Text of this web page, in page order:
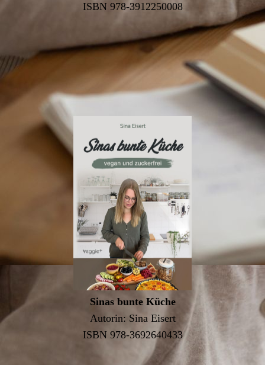
ISBN 978-3912250008
Sinas bunte Küche
Autorin: Sina Eisert
ISBN 978-3692640433